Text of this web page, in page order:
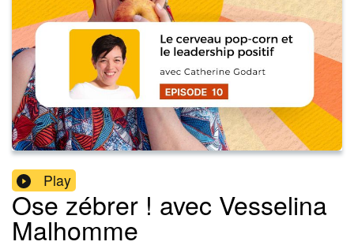
Play
Ose zébrer ! avec Vesselina
Malhomme